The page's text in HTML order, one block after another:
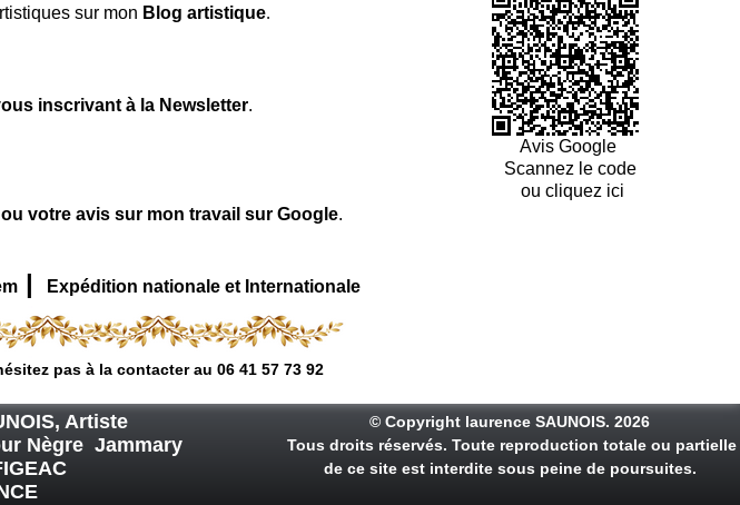
sur mon Blog artistique.
inscrivant à la Newsletter.
votre avis sur mon travail sur Google.
Avis Google
Scannez le code
ou cliquez ici
| Expédition nationale et Internationale
pas à la contacter au 06 41 57 73 92
Artiste
Nègre Jammary
© Copyright laurence SAUNOIS. 2026
Tous droits réservés. Toute reproduction totale ou partielle
de ce site est interdite sous peine de poursuites.